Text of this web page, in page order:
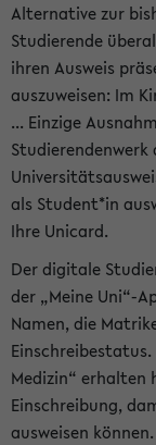
Alternative zur
Studierende
ihren Ausweis
auszuweisen: Im
... Einzige
als Student*in
Ihre Unicard.
Der digitale
der „Meine Uni“-
Namen, die
Medizin“ erhalten
Einschreibung,
ausweisen